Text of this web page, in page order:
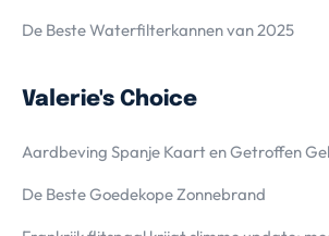
De Beste Waterfilterkannen van 2025
Valerie's Choice
Aardbeving Spanje Kaart en Getroffen
De Beste Goedekope Zonnebrand